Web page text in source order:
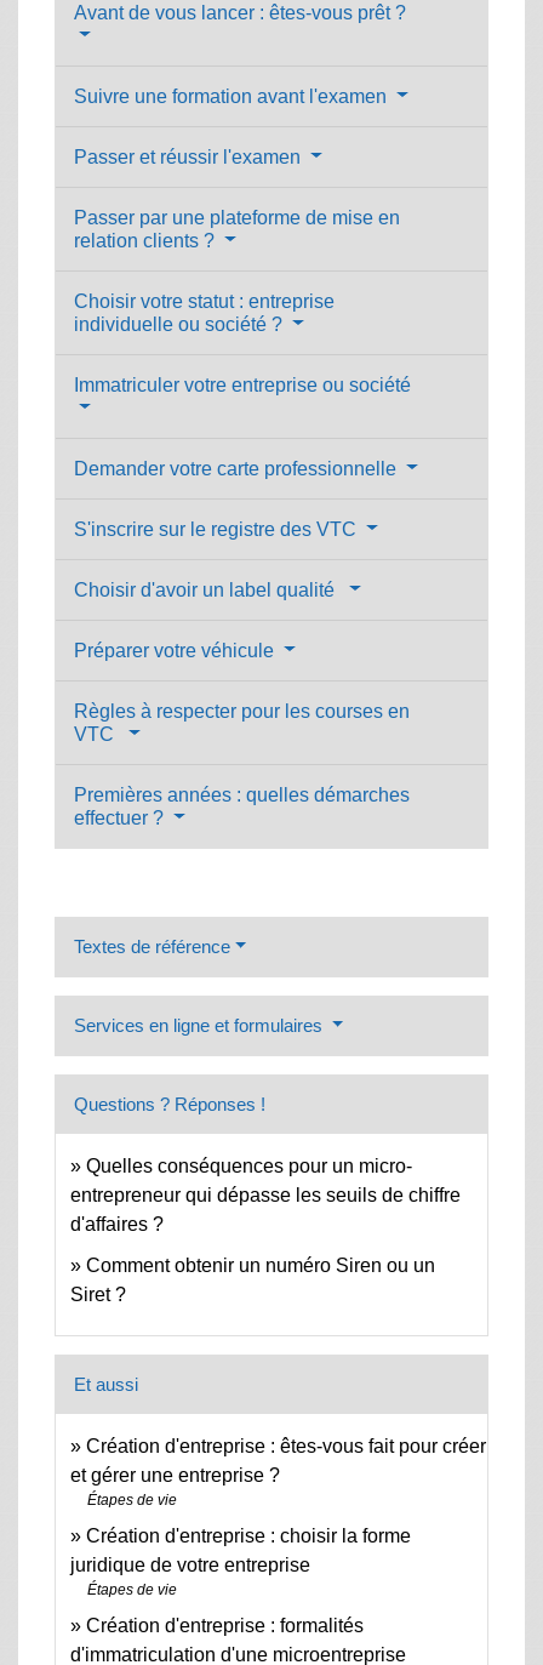
Avant de vous lancer : êtes-vous prêt ?
Suivre une formation avant l'examen
Passer et réussir l'examen
Passer par une plateforme de mise en
relation clients ?
Choisir votre statut : entreprise
individuelle ou société ?
Immatriculer votre entreprise ou société
Demander votre carte professionnelle
S'inscrire sur le registre des VTC
Choisir d'avoir un label qualité
Préparer votre véhicule
Règles à respecter pour les courses en
VTC
Premières années : quelles démarches
effectuer ?
Textes de référence
Services en ligne et formulaires
Questions ? Réponses !
Quelles conséquences pour un micro-
entrepreneur qui dépasse les seuils de chiffre
d'affaires ?
Comment obtenir un numéro Siren ou un
Siret ?
Et aussi
Création d'entreprise : êtes-vous fait pour créer
et gérer une entreprise ?
Étapes de vie
Création d'entreprise : choisir la forme
juridique de votre entreprise
Étapes de vie
Création d'entreprise : formalités
d'immatriculation d'une microentreprise